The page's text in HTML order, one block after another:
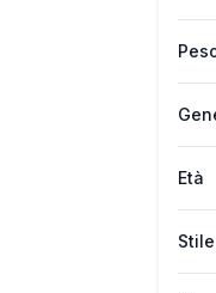
Età
Stile